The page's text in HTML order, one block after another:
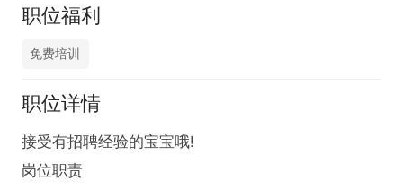
职位福利
免费培训
职位详情
接受有招聘经验的宝宝哦!
岗位职责